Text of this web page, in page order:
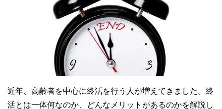
近年、高齢者を中心に終活を行う人が増えてきました。終
活とは一体何なのか、どんなメリットがあるのかを解説し